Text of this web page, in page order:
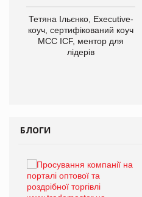
Тетяна Ільєнко, Executive-
коуч, сертифікований коуч
МСС ICF, ментор для
лідерів
БЛОГИ